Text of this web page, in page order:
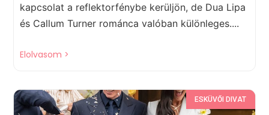
kapcsolat a reflektorfénybe kerüljön, de Dua Lipa
és Callum Turner románca valóban különleges....
Elolvasom >
ESKÜVŐI DIVAT